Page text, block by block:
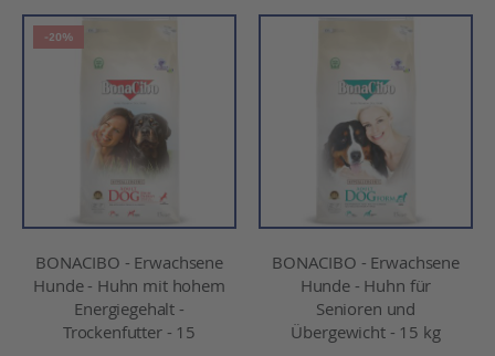
-20%
BONACIBO - Erwachsene
Hunde - Huhn mit hohem
Energiegehalt -
Trockenfutter - 15
BONACIBO - Erwachsene
Hunde - Huhn für
Senioren und
Übergewicht - 15 kg